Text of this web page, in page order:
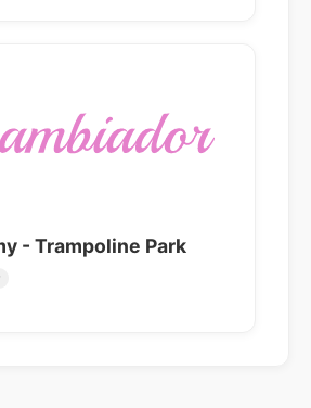
- Trampoline Park